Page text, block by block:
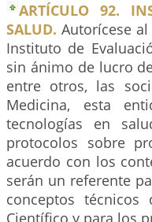
ARTÍCULO 92.
SALUD. Autorícese
Instituto de
sin ánimo de lucro
entre otros, las
Medicina, esta
tecnologías en
protocolos sobre
acuerdo con los
serán un referente
conceptos
Científico y para los